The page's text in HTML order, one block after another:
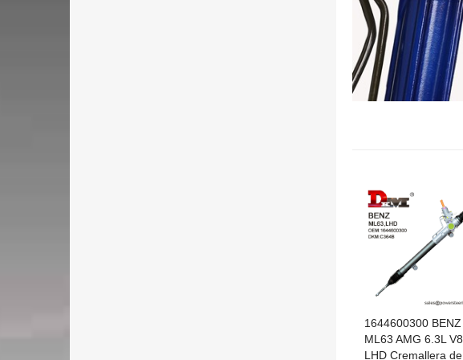
1644600300 BENZ
ML63 AMG 6.3L V8
LHD Cremallera de